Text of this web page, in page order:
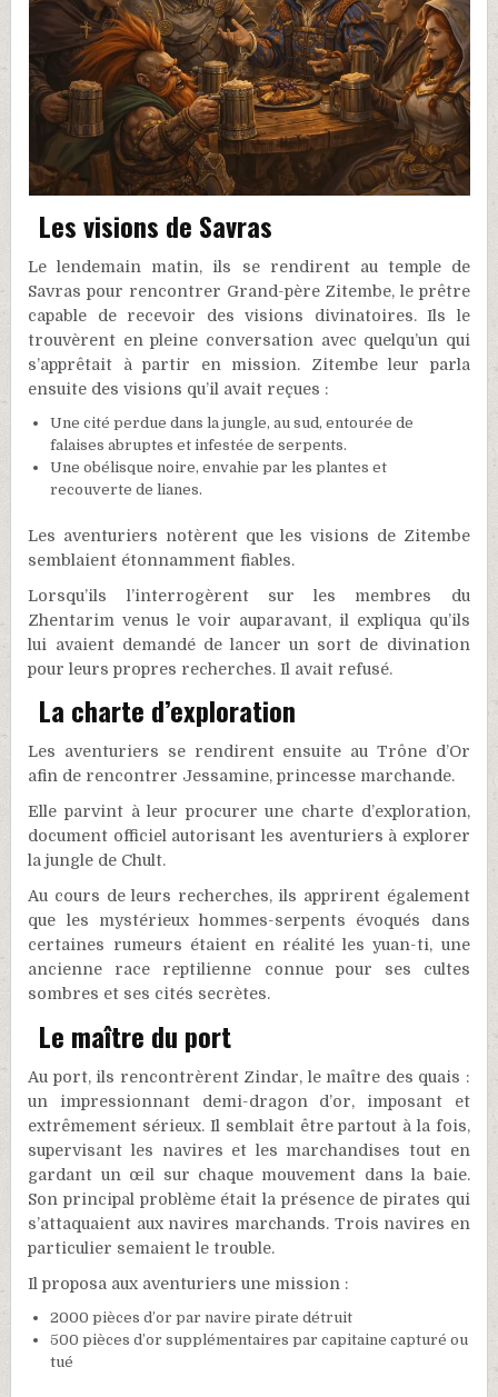
Les visions de Savras
Le lendemain matin, ils se rendirent au temple de
Savras pour rencontrer Grand-père Zitembe, le prêtre
capable de recevoir des visions divinatoires. Ils le
trouvèrent en pleine conversation avec quelqu’un qui
s’apprêtait à partir en mission. Zitembe leur parla
ensuite des visions qu’il avait reçues :
Une cité perdue dans la jungle, au sud, entourée de
falaises abruptes et infestée de serpents.
Une obélisque noire, envahie par les plantes et
recouverte de lianes.
Les aventuriers notèrent que les visions de Zitembe
semblaient étonnamment fiables.
Lorsqu’ils l’interrogèrent sur les membres du
Zhentarim venus le voir auparavant, il expliqua qu’ils
lui avaient demandé de lancer un sort de divination
pour leurs propres recherches. Il avait refusé.
La charte d’exploration
Les aventuriers se rendirent ensuite au Trône d’Or
afin de rencontrer Jessamine, princesse marchande.
Elle parvint à leur procurer une charte d’exploration,
document officiel autorisant les aventuriers à explorer
la jungle de Chult.
Au cours de leurs recherches, ils apprirent également
que les mystérieux hommes-serpents évoqués dans
certaines rumeurs étaient en réalité les yuan-ti, une
ancienne race reptilienne connue pour ses cultes
sombres et ses cités secrètes.
Le maître du port
Au port, ils rencontrèrent Zindar, le maître des quais :
un impressionnant demi-dragon d’or, imposant et
extrêmement sérieux. Il semblait être partout à la fois,
supervisant les navires et les marchandises tout en
gardant un œil sur chaque mouvement dans la baie.
Son principal problème était la présence de pirates qui
s’attaquaient aux navires marchands. Trois navires en
particulier semaient le trouble.
Il proposa aux aventuriers une mission :
2000 pièces d’or par navire pirate détruit
500 pièces d’or supplémentaires par capitaine capturé ou
tué